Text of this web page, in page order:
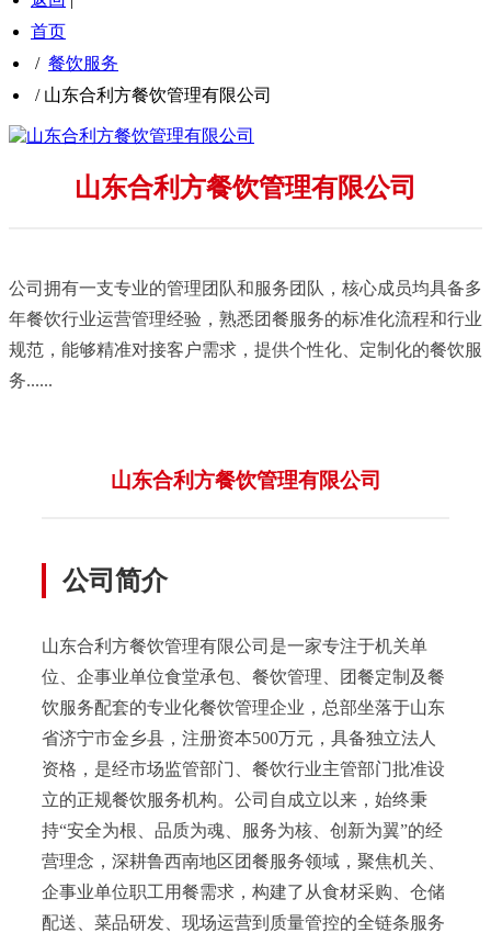
首页
/ 餐饮服务
/ 山东合利方餐饮管理有限公司
山东合利方餐饮管理有限公司
公司拥有一支专业的管理团队和服务团队，核心成员均具备多
年餐饮行业运营管理经验，熟悉团餐服务的标准化流程和行业
规范，能够精准对接客户需求，提供个性化、定制化的餐饮服
务......
山东合利方餐饮管理有限公司
公司简介
山东合利方餐饮管理有限公司是一家专注于机关单
位、企事业单位食堂承包、餐饮管理、团餐定制及餐
饮服务配套的专业化餐饮管理企业，总部坐落于山东
省济宁市金乡县，注册资本500万元，具备独立法人
资格，是经市场监管部门、餐饮行业主管部门批准设
立的正规餐饮服务机构。公司自成立以来，始终秉
持“安全为根、品质为魂、服务为核、创新为翼”的经
营理念，深耕鲁西南地区团餐服务领域，聚焦机关、
企事业单位职工用餐需求，构建了从食材采购、仓储
配送、菜品研发、现场运营到质量管控的全链条服务